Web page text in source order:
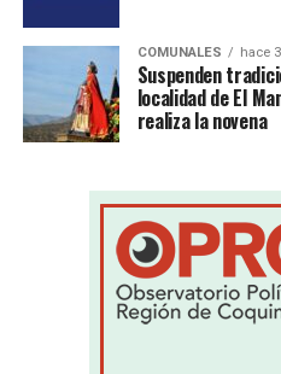
COMUNALES hace
Suspenden
localidad de El
realiza la novena